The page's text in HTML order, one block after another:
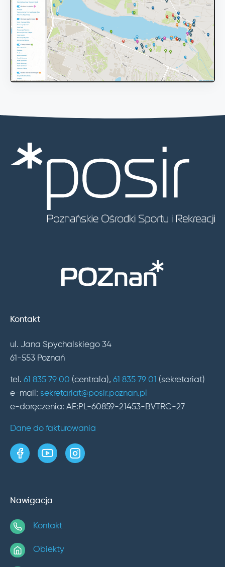
Kontakt
ul. Jana Spychalskiego 34
61-553 Poznań
tel. 61 835 79 00 (centrala), 61 835 79 01 (sekretariat)
e-mail: sekretariat@posir.poznan.pl
e-doręczenia: AE:PL-60859-21453-BVTRC-27
Dane do fakturowania
strona w serwisie Facebook
kanał w serwisie YouTube
profil w serwisie Instagram
Nawigacja
Kontakt
Obiekty